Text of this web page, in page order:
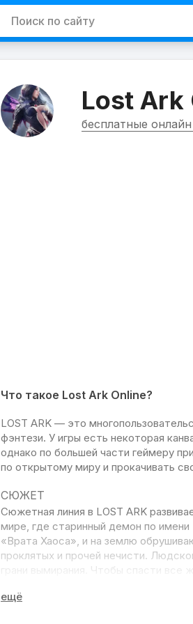
Lost Ark
бесплатные
Что такое Lost Ark Online?
LOST ARK — это
фэнтези. У игры есть некоторая
однако по большей части геймеру
по открытому миру и прокачивать
СЮЖЕТ
Сюжетная линия в LOST ARK
мире, где старинный демон по
«Врата Хаоса», и на землю
проклятых и прочей нечисти.
грани вымирания. Чтобы спасти все